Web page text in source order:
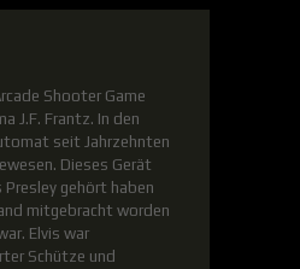
Shooter Game
J.F. Frantz. In den
seit Jahrzehnten
Dieses Gerät
Presley gehört haben
mitgebracht worden
Elvis war
Schütze und